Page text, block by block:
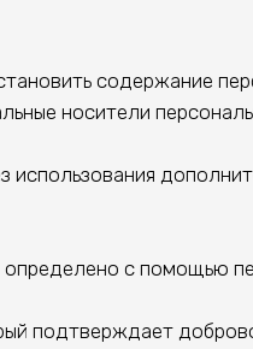
содержание
носители
использования
с помощью
подтверждает